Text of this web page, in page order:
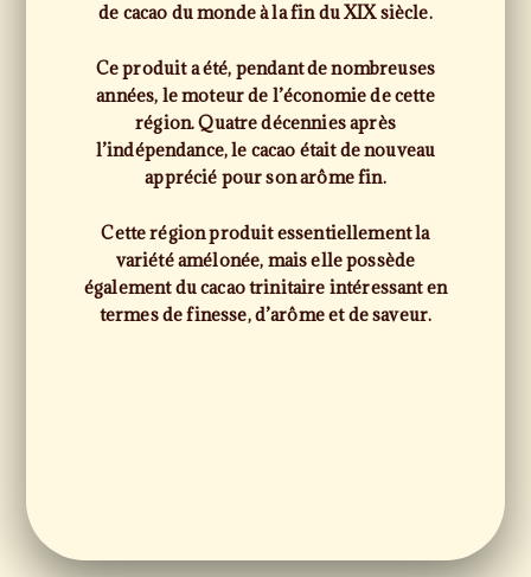
de cacao du monde à la fin du XIX siècle.
Ce produit a été, pendant de nombreuses
années, le moteur de l’économie de cette
région. Quatre décennies après
l’indépendance, le cacao était de nouveau
apprécié pour son arôme fin.
Cette région produit essentiellement la
variété amélonée, mais elle possède
également du cacao trinitaire intéressant en
termes de finesse, d’arôme et de saveur.